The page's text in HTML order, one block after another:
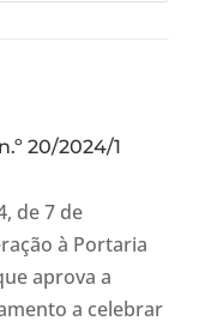
20/2024/1
de 7 de
à Portaria
aprova a
a celebrar